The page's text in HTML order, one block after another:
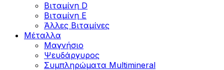
Βιταμίνη D
Βιταμίνη Ε
Άλλες Βιταμίνες
Μέταλλα
Μαγνήσιο
Ψευδάργυρος
Συμπληρώματα Multimineral